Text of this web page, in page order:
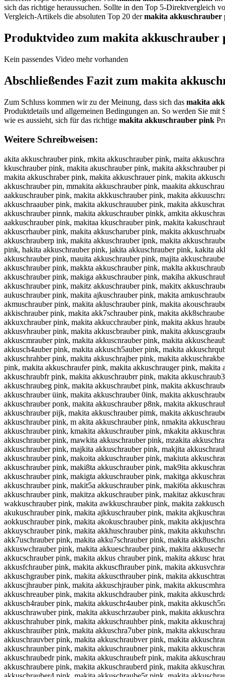
sich das richtige heraussuchen. Sollte in den Top 5-Direktvergleich
Vergleich-Artikels die absoluten Top 20 dermakita akkuschrauber
Produktvideo zum makita akkuschrauber
Kein passendes Video mehr vorhanden
Abschließendes Fazit zum makita
Zum Schluss kommen wir zu der Meinung, dass sich das makita
Produktdetails und allgemeinen Bedingungen an. So werden Sie
wie es aussieht, sich für das richtige makita akkuschrauber pink
Weitere Schreibweisen:
akita akkuschrauber pink, mkita akkuschrauber pink, maita akkuschrauber pink, makta akkuschrauber pink, makia akkuschrauber pink, makit akkuschrauber pink, makita akkuschrauber pink, makita kkuschrauber pink, makita akuschrauber pink, makita akkschrauber pink, makita akkuchrauber pink, makita akkushrauber pink, makita akkuscrauber pink, makita akkuschauber pink, makita akkuschruber pink, makita akkuschraber pink, makita akkuschrauer pink, makita akkuschraubr pink, makita akkuschraube pink, makita akkuschrauber ink, makita akkuschrauber pnk, makita akkuschrauber pik, makita akkuschrauber pin, mmakita akkuschrauber pink, maakita akkuschrauber pink, makkita akkuschrauber pink, makiita akkuschrauber pink, makitta akkuschrauber pink, makitaa akkuschrauber pink, makita aakkuschrauber pink, makita akkkuschrauber pink, makita akkuuschrauber pink, makita akkusschrauber pink, makita akkuscchrauber pink, makita akkuschhrauber pink, makita akkuschrrauber pink, makita akkuschraauber pink, makita akkuschrauuber pink, makita akkuschraubber pink, makita akkuschraubeer pink, makita akkuschrauberr pink, makita akkuschrauber ppink, makita akkuschrauber piink, makita akkuschrauber pinnk, makita akkuschrauber pinkk, amkita akkuschrauber pink, mkaita akkuschrauber pink, maikta akkuschrauber pink, maktia akkuschrauber pink, makiat akkuschrauber pink, makit aakkuschrauber pink, makitaa kkuschrauber pink, makita kakuschrauber pink, makita akukschrauber pink, makita akksuchrauber pink, makita akkucshrauber pink, makita akkushcrauber pink, makita akkuscrhauber pink, makita akkuscharuber pink, makita akkuschruaber pink, makita akkuschrabuer pink, makita akkuschrauebr pink, makita akkuschraubre pink, makita akkuschraube rpink, makita akkuschrauberp ink, makita akkuschrauber ipnk, makita akkuschrauber pnik, makita akkuschrauber pikn, makitaakkuschrauber pink, makita akkuschrauberpink, akita akkuschrauber pink, nakita akkuschrauber pink, hakita akkuschrauber pink, jakita akkuschrauber pink, kakita akkuschrauber pink, lakita akkuschrauber pink, mqkita akkuschrauber pink, mwkita akkuschrauber pink, mzkita akkuschrauber pink, mxkita akkuschrauber pink, mauita akkuschrauber pink, majita akkuschrauber pink, mamita akkuschrauber pink, malita akkuschrauber pink, maoita akkuschrauber pink, makuta akkuschrauber pink, makjta akkuschrauber pink, makkta akkuschrauber pink, maklta akkuschrauber pink, makota akkuschrauber pink, mak8ta akkuschrauber pink, mak9ta akkuschrauber pink, makira akkuschrauber pink, makifa akkuschrauber pink, makiga akkuschrauber pink, makiha akkuschrauber pink, makiya akkuschrauber pink, maki5a akkuschrauber pink, maki6a akkuschrauber pink, makitq akkuschrauber pink, makitw akkuschrauber pink, makitz akkuschrauber pink, makitx akkuschrauber pink, makita qkkuschrauber pink, makita wkkuschrauber pink, makita zkkuschrauber pink, makita xkkuschrauber pink, makita aukuschrauber pink, makita ajkuschrauber pink, makita amkuschrauber pink, makita alkuschrauber pink, makita aokuschrauber pink, makita akuuschrauber pink, makita akjuschrauber pink, makita akmuschrauber pink, makita akluschrauber pink, makita akouschrauber pink, makita akkyschrauber pink, makita akkhschrauber pink, makita akkjschrauber pink, makita akkkschrauber pink, makita akkischrauber pink, makita akk7schrauber pink, makita akk8schrauber pink, makita akkuqchrauber pink, makita akkuwchrauber pink, makita akkuechrauber pink,